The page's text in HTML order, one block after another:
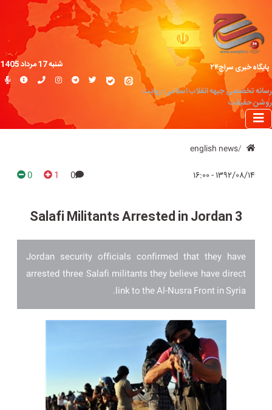
پایگاه خبری سراج۲۴
رسانه تخصصی جبهه انقلاب اسلامی؛ روایت
روشن حقیقت
شنبه 17 مرداد 1405
english news
۱۳۹۲/۰۸/۱۴ - ۱۶:۰۰ 0
1
0
3 Salafi Militants Arrested in Jordan
Jordan security officials confirmed that they have
arrested three Salafi militants they believe have direct
link to the Al-Nusra Front in Syria.